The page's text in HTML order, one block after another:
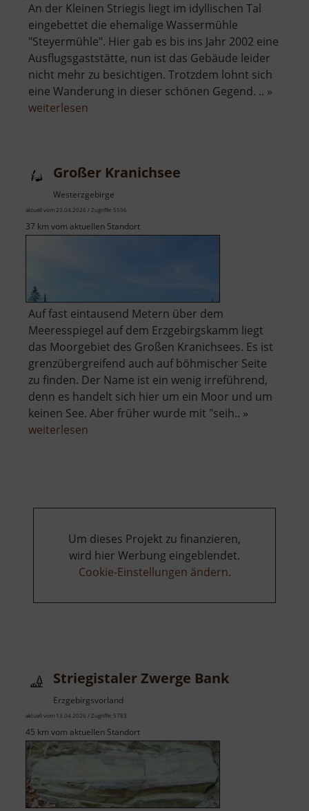
An der Kleinen Striegis liegt im idyllischen Tal
eingebettet die ehemalige Wassermühle
"Steyermühle". Hier gab es bis ins Jahr 2002 eine
Ausflugsgaststätte, nun ist das Gebäude leider
nicht mehr zu besichtigen. Trotzdem lohnt sich
eine Wanderung in dieser schönen Gegend. .. »
weiterlesen
Großer Kranichsee
Westerzgebirge
aktuell vom 23.04.2026 / Zugriffe: 5596
37 km vom aktuellen Standort
Auf fast eintausend Metern über dem
Meeresspiegel auf dem Erzgebirgskamm liegt
das Moorgebiet des Großen Kranichsees. Es ist
grenzübergreifend auch auf böhmischer Seite
zu finden. Der Name ist ein wenig irreführend,
denn es handelt sich hier um ein Moor und um
keinen See. Aber früher wurde mit "seih.. »
weiterlesen
Um dieses Projekt zu finanzieren,
wird hier Werbung eingeblendet.
Cookie-Einstellungen ändern.
Striegistaler Zwerge Bank
Erzgebirgsvorland
aktuell vom 13.04.2026 / Zugriffe: 5783
45 km vom aktuellen Standort